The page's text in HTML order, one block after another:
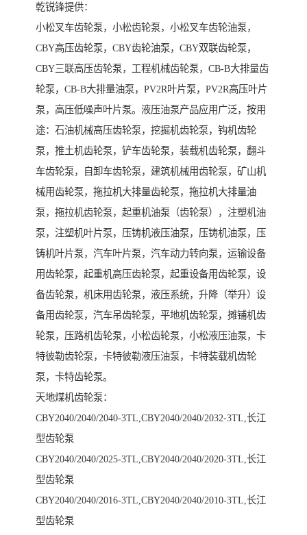
乾锐锋提供：
小松叉车齿轮泵，小松齿轮泵，小松叉车齿轮油泵，
CBY高压齿轮泵，CBY齿轮油泵，CBY双联齿轮泵，
CBY三联高压齿轮泵，工程机械齿轮泵，CB-B大排量齿
轮泵，CB-B大排量油泵，PV2R叶片泵，PV2R高压叶片
泵，高压低噪声叶片泵。液压油泵产品应用广泛，按用
途：石油机械高压齿轮泵，挖掘机齿轮泵，钩机齿轮
泵，推土机齿轮泵，铲车齿轮泵，装载机齿轮泵，翻斗
车齿轮泵，自卸车齿轮泵，建筑机械用齿轮泵，矿山机
械用齿轮泵，拖拉机大排量齿轮泵，拖拉机大排量油
泵，拖拉机齿轮泵，起重机油泵（齿轮泵），注塑机油
泵，注塑机叶片泵，压铸机液压油泵，压铸机油泵，压
铸机叶片泵，汽车叶片泵，汽车动力转向泵，运输设备
用齿轮泵，起重机高压齿轮泵，起重设备用齿轮泵，设
备齿轮泵，机床用齿轮泵，液压系统，升降（举升）设
备用齿轮泵，汽车吊齿轮泵，平地机齿轮泵，摊铺机齿
轮泵，压路机齿轮泵，小松齿轮泵，小松液压油泵，卡
特彼勒齿轮泵，卡特彼勒液压油泵，卡特装载机齿轮
泵，卡特齿轮泵。
天地煤机齿轮泵：
CBY2040/2040/2040-3TL,CBY2040/2040/2032-3TL,长江
型齿轮泵
CBY2040/2040/2025-3TL,CBY2040/2040/2020-3TL,长江
型齿轮泵
CBY2040/2040/2016-3TL,CBY2040/2040/2010-3TL,长江
型齿轮泵